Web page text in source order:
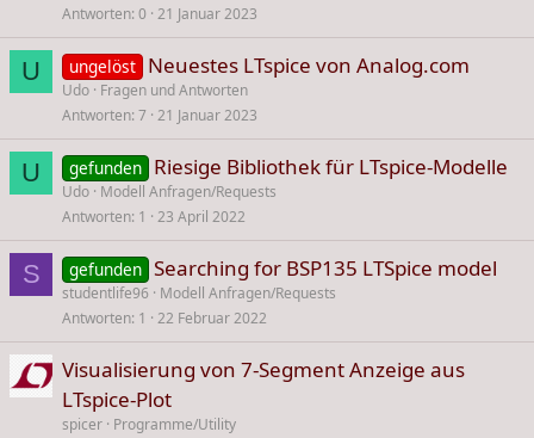
Antworten 0 21 Januar 2023
U ungelöst Neuestes LTspice von Analog.com
Udo Fragen und Antworten
Antworten 7 21 Januar 2023
U gefunden Riesige Bibliothek für LTspice-Modelle
Udo Modell Anfragen/Requests
Antworten 1 23 April 2022
S gefunden Searching for BSP135 LTSpice model
studentlife96
Modell Anfragen/Requests
Antworten 1 22 Februar 2022
Visualisierung von 7-Segment Anzeige aus
LTspice-Plot
spicer Programme/Utility